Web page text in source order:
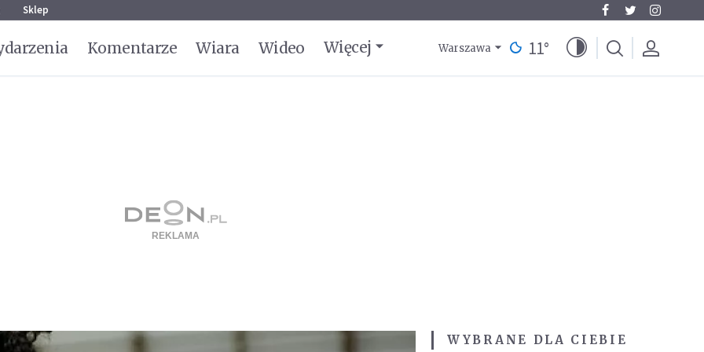
Sklep
Komentarze Wiara Wideo Więcej Warszawa 11°
WYBRANE DLA CIEBIE